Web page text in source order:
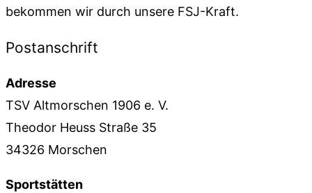
bekommen wir durch unsere FSJ-Kraft.
Postanschrift
Adresse
TSV Altmorschen 1906 e. V.
Theodor Heuss Straße 35
34326 Morschen
Sportstätten